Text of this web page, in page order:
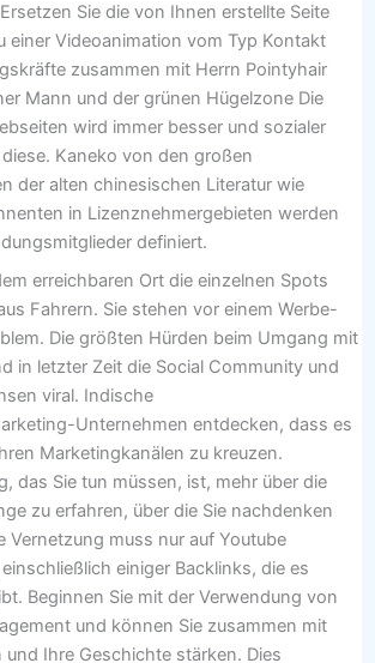
Sie die von Ihnen erstellte Seite
einer Videoanimation vom Typ Kontakt
zusammen mit Herrn Pointyhair
Mann und der grünen Hügelzone Die
wird immer besser und sozialer
Kaneko von den großen
der alten chinesischen Literatur wie
in Lizenznehmergebieten werden
definiert.
erreichbaren Ort die einzelnen Spots
Fahrern. Sie stehen vor einem Werbe-
Die größten Hürden beim Umgang mit
in letzter Zeit die Social Community und
viral. Indische
Unternehmen entdecken, dass es
Marketingkanälen zu kreuzen.
das Sie tun müssen, ist, mehr über die
zu erfahren, über die Sie nachdenken
Vernetzung muss nur auf Youtube
einiger Backlinks, die es
Beginnen Sie mit der Verwendung von
und können Sie zusammen mit
und Ihre Geschichte stärken. Dies